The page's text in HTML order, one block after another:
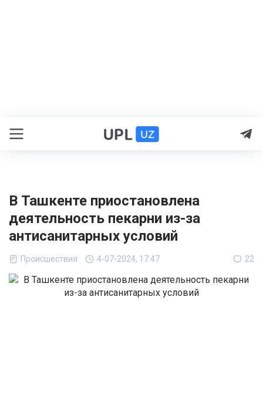
В Ташкенте приостановлена
деятельность пекарни из-за
антисанитарных условий
Происшествия 4-07-2024, 17:47 22